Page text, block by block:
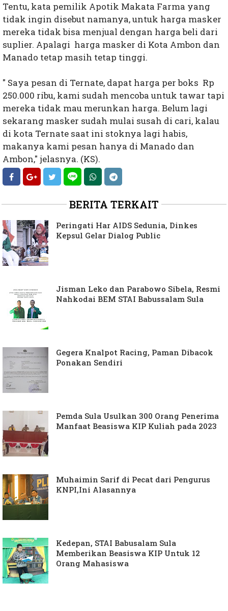
Tentu, kata pemilik Apotik Makata Farma yang
tidak ingin disebut namanya, untuk harga masker
mereka tidak bisa menjual dengan harga beli dari
suplier. Apalagi harga masker di Kota Ambon dan
Manado tetap masih tetap tinggi.
" Saya pesan di Ternate, dapat harga per boks Rp
250.000 ribu, kami sudah mencoba untuk tawar tapi
mereka tidak mau merunkan harga. Belum lagi
sekarang masker sudah mulai susah di cari, kalau
di kota Ternate saat ini stoknya lagi habis,
makanya kami pesan hanya di Manado dan
Ambon," jelasnya. (KS).
BERITA TERKAIT
Peringati Har AIDS Sedunia, Dinkes
Kepsul Gelar Dialog Public
Jisman Leko dan Parabowo Sibela, Resmi
Nahkodai BEM STAI Babussalam Sula
Gegera Knalpot Racing, Paman Dibacok
Ponakan Sendiri
Pemda Sula Usulkan 300 Orang Penerima
Manfaat Beasiswa KIP Kuliah pada 2023
Muhaimin Sarif di Pecat dari Pengurus
KNPI,Ini Alasannya
Kedepan, STAI Babusalam Sula
Memberikan Beasiswa KIP Untuk 12
Orang Mahasiswa